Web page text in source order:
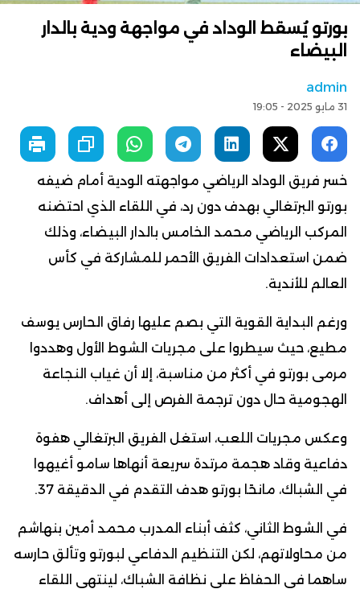
بورتو يُسقط الوداد في مواجهة ودية بالدار
البيضاء
admin
31 مايو 2025 - 19:05
خسر فريق الوداد الرياضي مواجهته الودية أمام ضيفه
بورتو البرتغالي بهدف دون رد، في اللقاء الذي احتضنه
المركب الرياضي محمد الخامس بالدار البيضاء، وذلك
ضمن استعدادات الفريق الأحمر للمشاركة في كأس
العالم للأندية.
ورغم البداية القوية التي بصم عليها رفاق الحارس يوسف
مطيع، حيث سيطروا على مجريات الشوط الأول وهددوا
مرمى بورتو في أكثر من مناسبة، إلا أن غياب النجاعة
الهجومية حال دون ترجمة الفرص إلى أهداف.
وعكس مجريات اللعب، استغل الفريق البرتغالي هفوة
دفاعية وقاد هجمة مرتدة سريعة أنهاها سامو أغيهوا
في الشباك، مانحًا بورتو هدف التقدم في الدقيقة 37.
في الشوط الثاني، كثف أبناء المدرب محمد أمين بنهاشم
من محاولاتهم، لكن التنظيم الدفاعي لبورتو وتألق حارسه
ساهما في الحفاظ على نظافة الشباك، لينتهي اللقاء